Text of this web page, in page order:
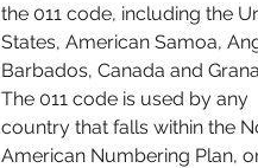
the 011 code, including the
States, American Samoa,
Barbados, Canada and
The 011 code is used by any
country that falls within the
American Numbering Plan,